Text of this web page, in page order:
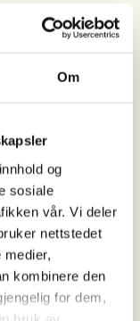
Om
og
sosiale
vår. Vi deler
nettstedet
medier,
kombinere den
for dem,
vi fra
"
DNT Oslo og
i måneden.
på
steder og
ca 2-3